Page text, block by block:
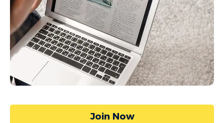
Join Now